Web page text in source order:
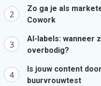
Zo ga je als
Cowork
AI-labels: wanneer
overbodig?
Is jouw content
buurvrouwtest